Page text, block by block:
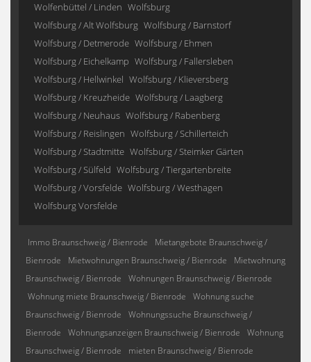
Wolfenbüttel / Linden Wolfsburg
Wolfsburg / Alt Wolfsburg Wolfsburg / Barnstorf
Wolfsburg / Detmerode Wolfsburg / Ehmen
Wolfsburg / Eichelkamp Wolfsburg / Fallersleben
Wolfsburg / Hellwinkel Wolfsburg / Klieversberg
Wolfsburg / Kreuzheide Wolfsburg / Laagberg
Wolfsburg / Neuhaus Wolfsburg / Rabenberg
Wolfsburg / Reislingen Wolfsburg / Schillerteich
Wolfsburg / Stadtmitte Wolfsburg / Steimker Gärten
Wolfsburg / Sülfeld Wolfsburg / Tiergartenbreite
Wolfsburg / Vorsfelde Wolfsburg / Westhagen
Wolfsburg Vorsfelde
Immo Braunschweig / Bienrode
Mietangebote Braunschweig /
Bienrode
Mietwohnungen Braunschweig / Bienrode
Mietwohnung
Braunschweig / Bienrode
Wohnungen Braunschweig / Bienrode
Wohnung miete Braunschweig / Bienrode
Wohnung suche
Braunschweig / Bienrode
Wohnungssuche Braunschweig /
Bienrode
Wohnungsanzeigen Braunschweig / Bienrode
Wohnung
Braunschweig / Bienrode
mieten Braunschweig / Bienrode